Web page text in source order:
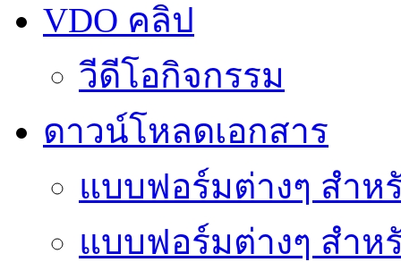
VDO คลิป
วีดีโอกิจกรรม
ดาวน์โหลดเอกสาร
แบบฟอร์มต่างๆ สำห
แบบฟอร์มต่างๆ สำห